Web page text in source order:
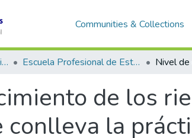
Communities & Collections
Licenciatura - Título Profesional Escuela Profesional de Estomatología
de los
conlleva la